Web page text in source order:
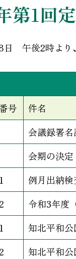
第1回
日 午後2時より
号 件名
会議録署
会期の決定
例月出納検
令和3年度
知北平和
知北平和